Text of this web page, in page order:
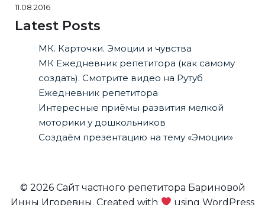
11.08.2016
Latest Posts
МК. Карточки. Эмоции и чувства
МК Ежедневник репетитора (как самому
создать). Смотрите видео на Рутуб
Ежедневник репетитора
Интересные приёмы развития мелкой
моторики у дошкольников
Создаём презентацию на тему «Эмоции»
© 2026 Сайт частного репетитора Бариновой
Инны Игоревны. Created with
using WordPress